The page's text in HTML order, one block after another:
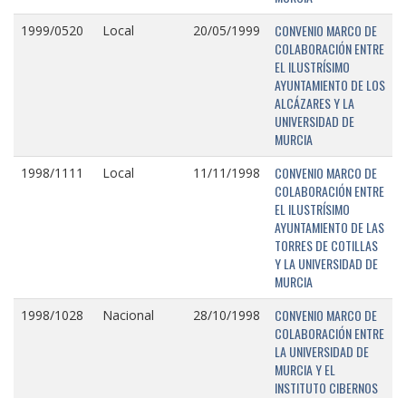
1999/0520 Local 20/05/1999
CONVENIO MARCO DE
COLABORACIÓN ENTRE
EL ILUSTRÍSIMO
AYUNTAMIENTO DE LOS
ALCÁZARES Y LA
UNIVERSIDAD DE
MURCIA
1998/1111 Local 11/11/1998
CONVENIO MARCO DE
COLABORACIÓN ENTRE
EL ILUSTRÍSIMO
AYUNTAMIENTO DE LAS
TORRES DE COTILLAS
Y LA UNIVERSIDAD DE
MURCIA
1998/1028 Nacional 28/10/1998
CONVENIO MARCO DE
COLABORACIÓN ENTRE
LA UNIVERSIDAD DE
MURCIA Y EL
INSTITUTO CIBERNOS